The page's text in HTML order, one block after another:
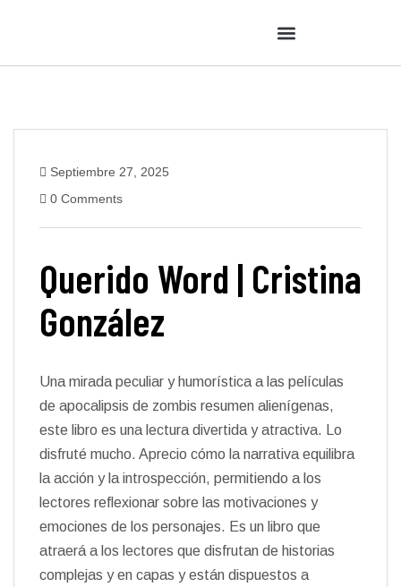
Septiembre 27, 2025
0 Comments
Querido Word | Cristina
González
Una mirada peculiar y humorística a las películas
de apocalipsis de zombis resumen alienígenas,
este libro es una lectura divertida y atractiva. Lo
disfruté mucho. Aprecio cómo la narrativa equilibra
la acción y la introspección, permitiendo a los
lectores reflexionar sobre las motivaciones y
emociones de los personajes. Es un libro que
atraerá a los lectores que disfrutan de historias
complejas y en capas y están dispuestos a